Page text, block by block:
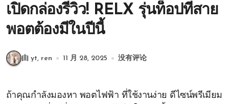
เปิดกล่องรีวิว! RELX รุ่นท็อปที่สาย
พอตต้องมีในปีนี้
由 yt, ren 11 月 28, 2025 没有评论
ถ้าคุณกำลังมองหา พอตไฟฟ้า ที่ใช้งานง่าย ดีไซน์พรีเมียม